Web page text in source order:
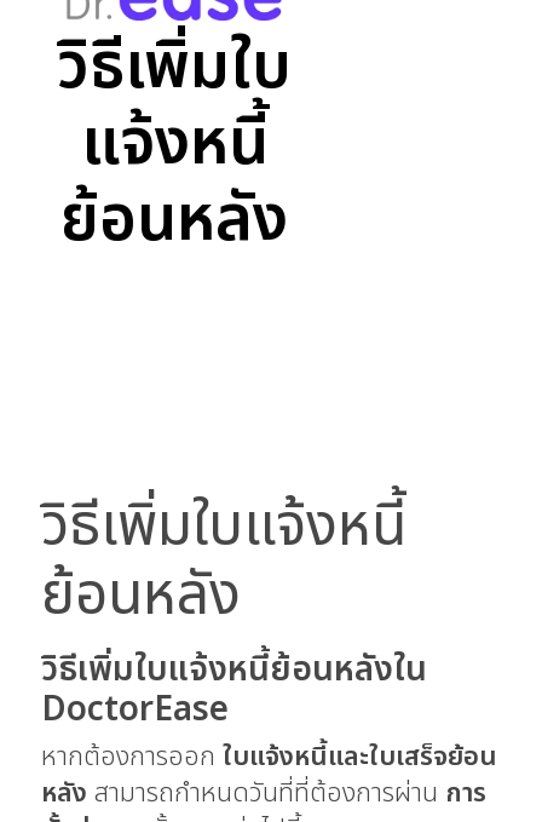
วิธีเพิ่มใบ
แจ้งหนี้
ย้อนหลัง
วิธีเพิ่มใบแจ้งหนี้
ย้อนหลัง
วิธีเพิ่มใบแจ้งหนี้ย้อนหลังใน
DoctorEase
หากต้องการออก ใบแจ้งหนี้และใบเสร็จย้อน
หลัง สามารถกำหนดวันที่ที่ต้องการผ่าน การ